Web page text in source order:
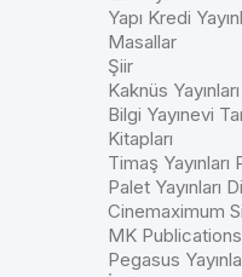
Yapı Kredi
Masallar
Şiir
Kaknüs
Bilgi Yayınevi
Kitapları
Timaş Yayınları
Palet Yayınları
Cinemaximum
MK Publications
Pegasus